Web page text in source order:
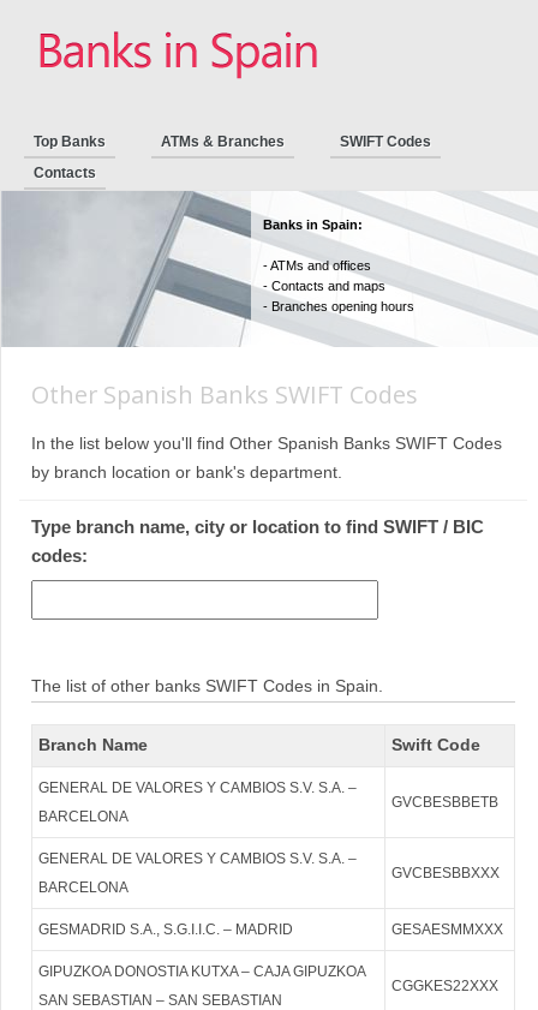
Top Banks ATMs & Branches
SWIFT Codes
Contacts
Banks in Spain:
- ATMs and offices
- Contacts and maps
- Branches opening hours
Other Spanish Banks SWIFT Codes
In the list below you'll find Other Spanish Banks SWIFT Codes
by branch location or bank's department.
Type branch name, city or location to find SWIFT / BIC
codes:
The list of other banks SWIFT Codes in Spain.
Branch Name Swift Code
GENERAL DE VALORES Y CAMBIOS S.V. S.A. –
BARCELONA
GVCBESBBETB
GENERAL DE VALORES Y CAMBIOS S.V. S.A. –
BARCELONA
GVCBESBBXXX
GESMADRID S.A., S.G.I.I.C. – MADRID GESAESMMXXX
GIPUZKOA DONOSTIA KUTXA – CAJA GIPUZKOA
SAN SEBASTIAN – SAN SEBASTIAN
CGGKES22XXX